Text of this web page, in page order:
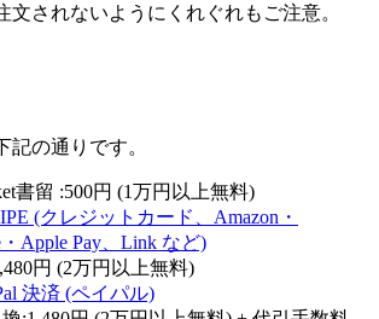
されないようにくれぐれもご注意。
記の通りです。
書留 :500円 (1万円以上無料)
円 (2万円以上無料)